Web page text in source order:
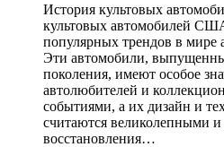
История культовых
культовых автомобилей
популярных трендов в мире
Эти автомобили,
поколения, имеют особое
автолюбителей и
событиями, а их дизайн и
считаются великолепными
восстановления…